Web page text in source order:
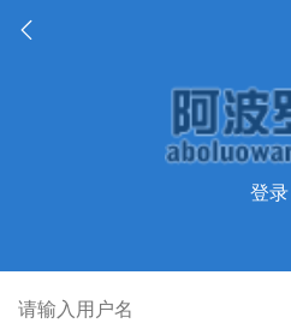
登录